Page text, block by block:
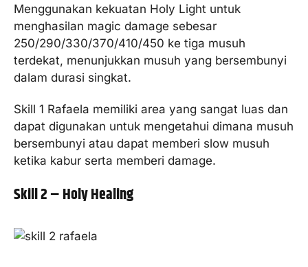
Menggunakan kekuatan Holy Light untuk
menghasilan magic damage sebesar
250/290/330/370/410/450 ke tiga musuh
terdekat, menunjukkan musuh yang bersembunyi
dalam durasi singkat.
Skill 1 Rafaela memiliki area yang sangat luas dan
dapat digunakan untuk mengetahui dimana musuh
bersembunyi atau dapat memberi slow musuh
ketika kabur serta memberi damage.
Skill 2 – Holy Healing